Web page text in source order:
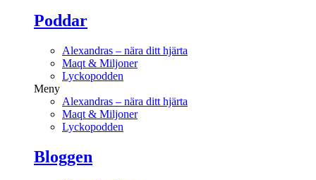
Poddar
Alexandras – nära ditt hjärta
Maqt & Miljoner
Lyckopodden
Meny
Alexandras – nära ditt hjärta
Maqt & Miljoner
Lyckopodden
Bloggen